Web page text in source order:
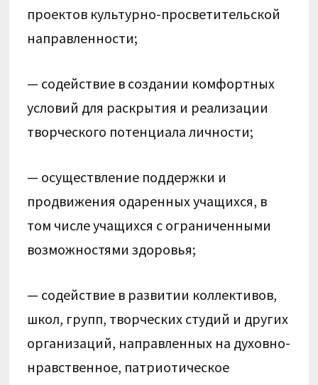
проектов культурно-просветительской
направленности;
— содействие в создании комфортных
условий для раскрытия и реализации
творческого потенциала личности;
— осуществление поддержки и
продвижения одаренных учащихся, в
том числе учащихся с ограниченными
возможностями здоровья;
— содействие в развитии коллективов,
школ, групп, творческих студий и других
организаций, направленных на духовно-
нравственное, патриотическое